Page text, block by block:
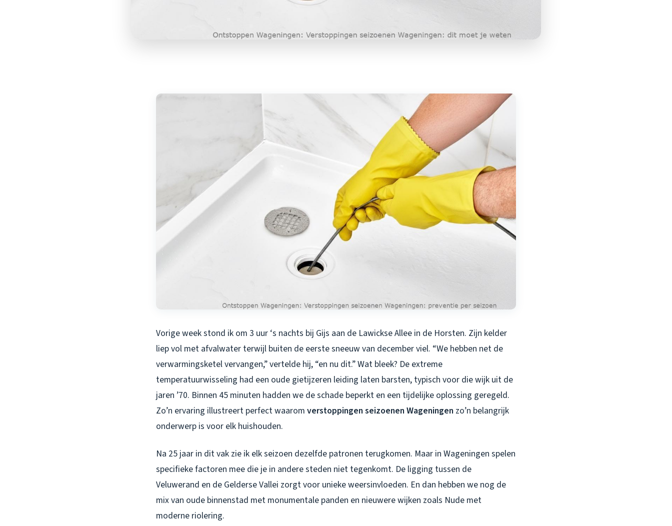
Vorige week stond ik om 3 uur ‘s nachts bij Gijs aan de Lawickse Allee in de Horsten. Zijn kelder
liep vol met afvalwater terwijl buiten de eerste sneeuw van december viel. “We hebben net de
verwarmingsketel vervangen,” vertelde hij, “en nu dit.” Wat bleek? De extreme
temperatuurwisseling had een oude gietijzeren leiding laten barsten, typisch voor die wijk uit de
jaren ’70. Binnen 45 minuten hadden we de schade beperkt en een tijdelijke oplossing geregeld.
Zo’n ervaring illustreert perfect waarom verstoppingen seizoenen Wageningen zo’n belangrijk
onderwerp is voor elk huishouden.
Na 25 jaar in dit vak zie ik elk seizoen dezelfde patronen terugkomen. Maar in Wageningen spelen
specifieke factoren mee die je in andere steden niet tegenkomt. De ligging tussen de
Veluwerand en de Gelderse Vallei zorgt voor unieke weersinvloeden. En dan hebben we nog de
mix van oude binnenstad met monumentale panden en nieuwere wijken zoals Nude met
moderne riolering.